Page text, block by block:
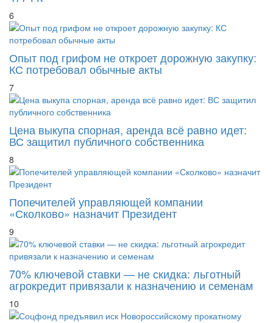
477 ГК
6
Опыт под грифом не откроет дорожную закупку:
КС потребовал обычные акты
7
Цена выкупа спорная, аренда всё равно идет:
ВС защитил публичного собственника
8
Попечителей управляющей компании
«Сколково» назначит Президент
9
70% ключевой ставки — не скидка: льготный
агрокредит привязали к назначению и семенам
10